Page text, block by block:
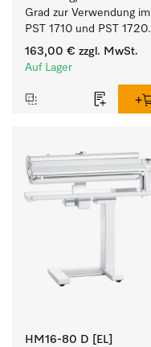
Grad zur Verwendung im
PST 1710 und PST 1720.
163,00 € zzgl. MwSt.
Auf Lager
HM16-80 D [EL]